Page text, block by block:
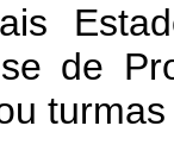
de